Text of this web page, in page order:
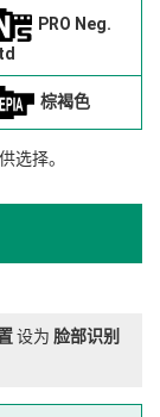
PRO Neg.
棕褐色
选择。
设为 脸部识别